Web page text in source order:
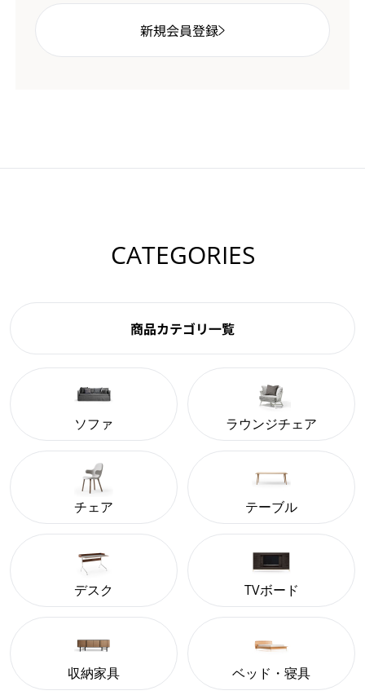
新規会員登録
CATEGORIES
商品カテゴリ一覧
ソファ ラウンジチェア
チェア テーブル
デスク TVボード
収納家具 ベッド・寝具